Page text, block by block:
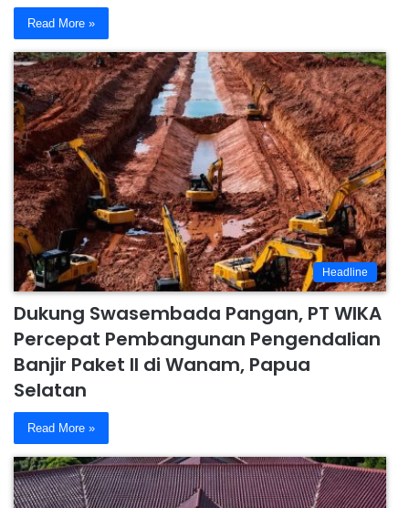
Read More »
Headline
Dukung Swasembada Pangan, PT WIKA
Percepat Pembangunan Pengendalian
Banjir Paket II di Wanam, Papua
Selatan
Read More »